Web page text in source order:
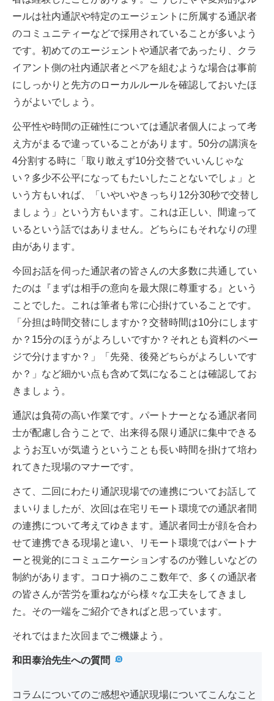
ールは社内通訳や特定のエージェントに所属する通訳者
のコミュニティーなどで採用されていることが多いよう
です。初めてのエージェントや通訳者であったり、クラ
イアント側の社内通訳者とペアを組むような場合は事前
にしっかりと先方のローカルルールを確認しておいたほ
うがよいでしょう。
公平性や時間の正確性については通訳者個人によって考
え方がまるで違っていることがあります。50分の講演を
4分割する時に「取り敢えず10分交替でいいんじゃな
い？多少不公平になってもたいしたことないでしょ」と
いう方もいれば、「いやいやきっちり12分30秒で交替し
ましょう」という方もいます。これは正しい、間違って
いるという話ではありません。どちらにもそれなりの理
由があります。
今回お話を伺った通訳者の皆さんの大多数に共通してい
たのは『まずは相手の意向を最大限に尊重する』という
ことでした。これは筆者も常に心掛けていることです。
「分担は時間交替にしますか？交替時間は10分にします
か？15分のほうがよろしいですか？それとも資料のペー
ジで分けますか？」「先発、後発どちらがよろしいです
か？」など細かい点も含めて気になることは確認してお
きましょう。
通訳は負荷の高い作業です。パートナーとなる通訳者同
士が配慮し合うことで、出来得る限り通訳に集中できる
ようお互いが気遣うということも長い時間を掛けて培わ
れてきた現場のマナーです。
さて、二回にわたり通訳現場での連携についてお話して
まいりましたが、次回は在宅リモート環境での通訳者間
の連携について考えてゆきます。通訳者同士が顔を合わ
せて連携できる現場と違い、リモート環境ではパートナ
ーと視覚的にコミュニケーションするのが難しいなどの
制約があります。コロナ禍のここ数年で、多くの通訳者
の皆さんが苦労を重ねながら様々な工夫をしてきまし
た。その一端をご紹介できればと思っています。
それではまた次回までご機嫌よう。
和田泰治先生への質問
コラムについてのご感想や通訳現場についてこんなこと